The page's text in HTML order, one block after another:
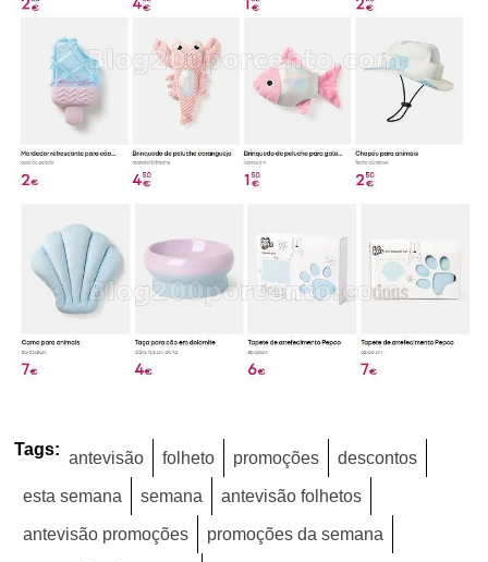
Tags: antevisão folheto promoções descontos
esta semana semana antevisão folhetos
antevisão promoções promoções da semana